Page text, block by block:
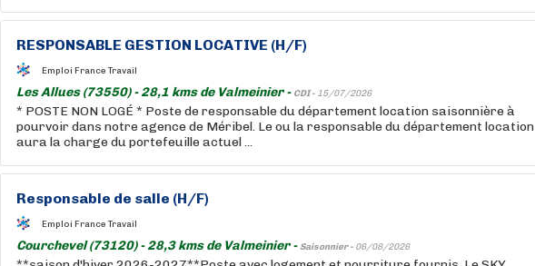
RESPONSABLE GESTION LOCATIVE (H/F)
Emploi France Travail
Les Allues (73550) - 28,1 kms de Valmeinier - CDI - 15/07/2026
* POSTE NON LOGÉ * Poste de responsable du département location saisonnière à
pourvoir dans notre agence de Méribel. Le ou la responsable du département location
aura la charge du portefeuille actuel ...
Responsable de salle (H/F)
Emploi France Travail
Courchevel (73120) - 28,3 kms de Valmeinier - Saisonnier - 06/08/2026